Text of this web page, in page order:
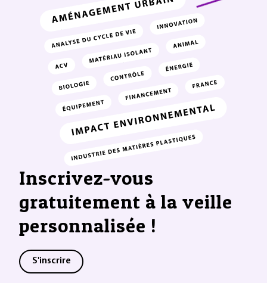
Inscrivez-vous
gratuitement à la veille
personnalisée !
S'inscrire